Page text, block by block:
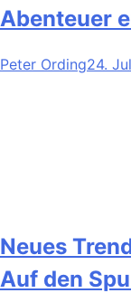
Abenteuer
Peter Ording24.
Neues
Auf den